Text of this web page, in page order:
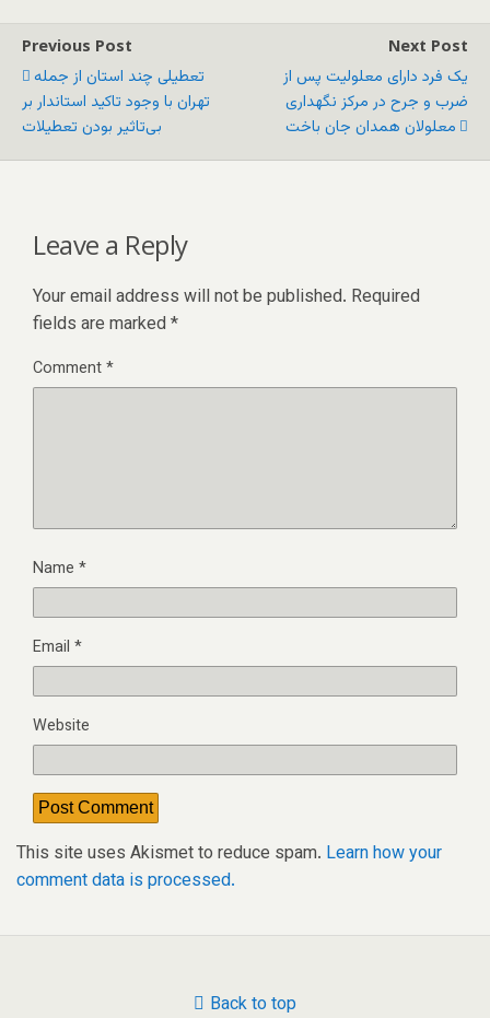
Previous Post
تعطیلی چند استان از جمله
تهران با وجود تاکید استاندار بر
بی‌تاثیر بودن تعطیلات
Next Post
یک فرد دارای معلولیت پس از
ضرب‌ و جرح در مرکز نگهداری
معلولان همدان جان باخت
Leave a Reply
Your email address will not be published. Required
fields are marked *
Comment*
Name *
Email *
Website
This site uses Akismet to reduce spam. Learn how your
comment data is processed.
Back to top